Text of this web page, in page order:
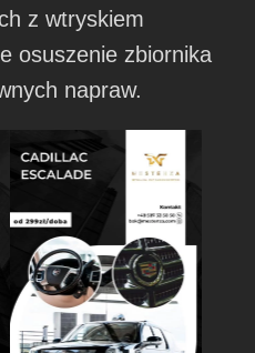
z wtryskiem
osuszenie zbiornika
napraw.